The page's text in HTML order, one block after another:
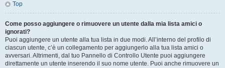
Top
Come posso aggiungere o rimuovere un utente dalla mia lista amici o
ignorati?
Puoi aggiungere un utente alla tua lista in due modi. All’interno del profilo di
ciascun utente, c’è un collegamento per aggiungerlo alla tua lista amici o
avversari. Altrimenti, dal tuo Pannello di Controllo Utente puoi aggiungere
direttamente un utente inserendo il suo nome utente. Puoi anche rimuovere un